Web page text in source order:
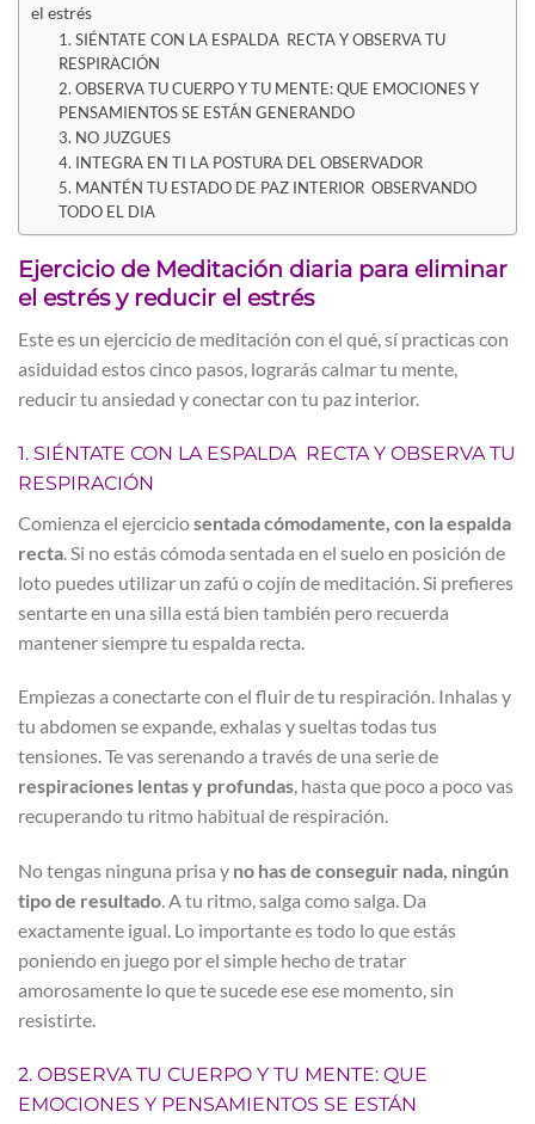
el estrés
1. SIÉNTATE CON LA ESPALDA RECTA Y OBSERVA TU
RESPIRACIÓN
2. OBSERVA TU CUERPO Y TU MENTE: QUE EMOCIONES Y
PENSAMIENTOS SE ESTÁN GENERANDO
3. NO JUZGUES
4. INTEGRA EN TI LA POSTURA DEL OBSERVADOR
5. MANTÉN TU ESTADO DE PAZ INTERIOR OBSERVANDO
TODO EL DIA
Ejercicio de Meditación diaria para eliminar
el estrés y reducir el estrés
Este es un ejercicio de meditación con el qué, sí practicas con
asiduidad estos cinco pasos, lograrás calmar tu mente,
reducir tu ansiedad y conectar con tu paz interior.
1. SIÉNTATE CON LA ESPALDA RECTA Y OBSERVA TU
RESPIRACIÓN
Comienza el ejerciciosentada cómodamente, con la espalda
recta . Si no estás cómoda sentada en el suelo en posición de
loto puedes utilizar un zafú o cojín de meditación. Si prefieres
sentarte en una silla está bien también pero recuerda
mantener siempre tu espalda recta.
Empiezas a conectarte con el fluir de tu respiración. Inhalas y
tu abdomen se expande, exhalas y sueltas todas tus
tensiones. Te vas serenando a través de una serie de
respiraciones lentas y profundas, hasta que poco a poco vas
recuperando tu ritmo habitual de respiración.
No tengas ninguna prisa y no has de conseguir nada, ningún
tipo de resultado. A tu ritmo, salga como salga. Da
exactamente igual. Lo importante es todo lo que estás
poniendo en juego por el simple hecho de tratar
amorosamente lo que te sucede ese ese momento, sin
resistirte.
2. OBSERVA TU CUERPO Y TU MENTE: QUE
EMOCIONES Y PENSAMIENTOS SE ESTÁN